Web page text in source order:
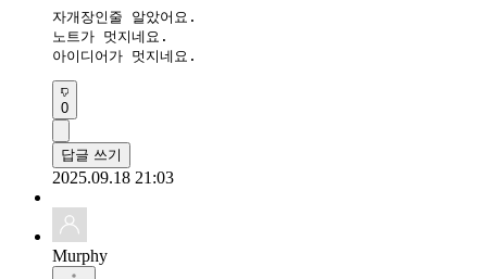
자개장인줄 알았어요.
노트가 멋지네요.
아이디어가 멋지네요.
0
답글 쓰기
2025.09.18 21:03
Murphy